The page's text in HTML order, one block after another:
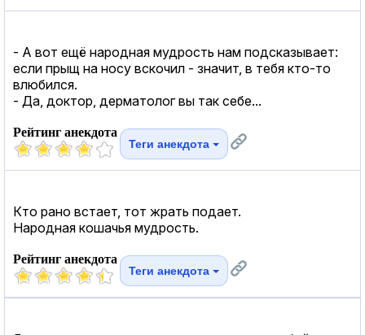
- А вот ещё народная мудрость нам подсказывает:
если прыщ на носу вскочил - значит, в тебя кто-то
влюбился.
- Да, доктор, дерматолог вы так себе...
Рейтинг анекдота
Теги анекдота
Кто рано встает, тот жрать подает.
Народная кошачья мудрость.
Рейтинг анекдота
Теги анекдота